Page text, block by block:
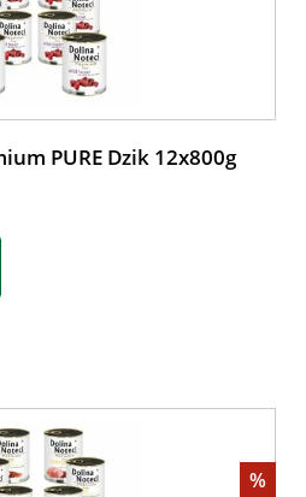
PURE Dzik 12x800g
%